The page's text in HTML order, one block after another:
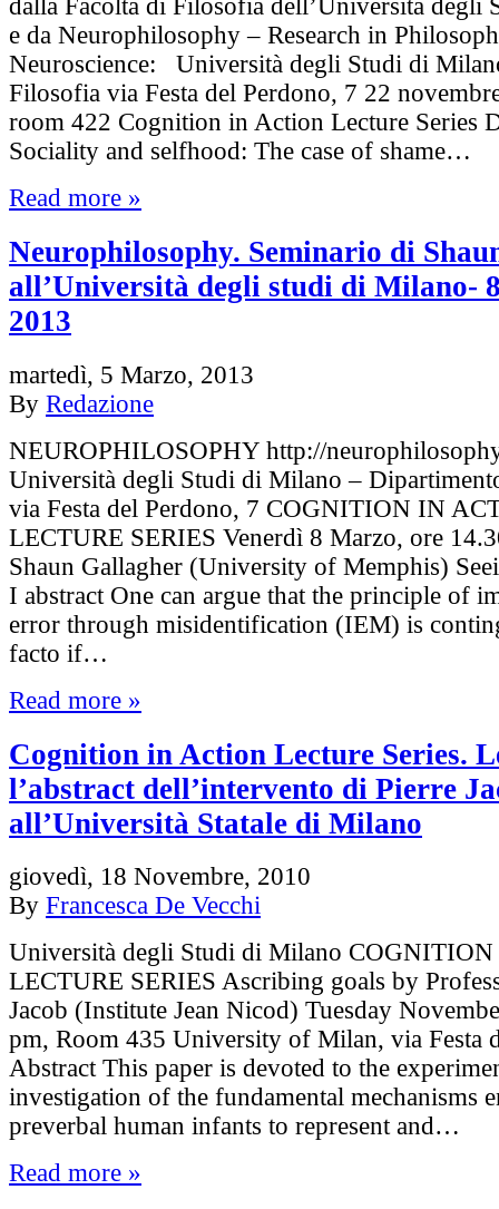
dalla Facoltà di Filosofia dell’Università degli
e da Neurophilosophy – Research in
Neuroscience: Università degli Studi di
Filosofia via Festa del Perdono, 7 22
room 422 Cognition in Action Lecture Series
Sociality and selfhood: The case of shame…
Read more »
Neurophilosophy. Seminario di
all’Università degli studi di Milano-
2013
martedì, 5 Marzo, 2013
By Redazione
NEUROPHILOSOPHY http://
Università degli Studi di Milano –
via Festa del Perdono, 7 COGNITION IN
LECTURE SERIES Venerdì 8 Marzo, ore
Shaun Gallagher (University of Memphis)
I abstract One can argue that the principle of
error through misidentification (IEM) is
facto if…
Read more »
Cognition in Action Lecture Series.
l’abstract dell’intervento di Pierre
all’Università Statale di Milano
giovedì, 18 Novembre, 2010
By Francesca De Vecchi
Università degli Studi di Milano
LECTURE SERIES Ascribing goals by
Jacob (Institute Jean Nicod) Tuesday
pm, Room 435 University of Milan, via Festa
Abstract This paper is devoted to the
investigation of the fundamental mechanisms
preverbal human infants to represent and…
Read more »